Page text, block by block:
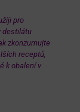
pro
destilátu
zkonzumujte
receptů,
k obalení v